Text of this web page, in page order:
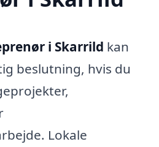
i Skarrild kan
beslutning, hvis du
Lokale